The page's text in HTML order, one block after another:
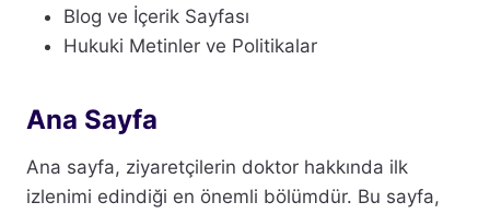
Blog ve İçerik Sayfası
Hukuki Metinler ve Politikalar
Ana Sayfa
Ana sayfa, ziyaretçilerin doktor hakkında ilk
izlenimi edindiği en önemli bölümdür. Bu sayfa,